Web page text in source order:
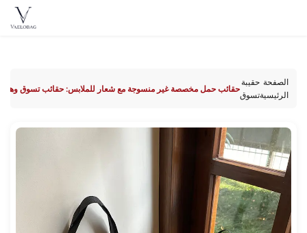
content
Vaelobag
الصفحة
الرئيسية
حقيبة
تسوق
حقائب حمل مخصصة غير منسوجة مع شعار للملابس: حقائب تسوق وهدايا